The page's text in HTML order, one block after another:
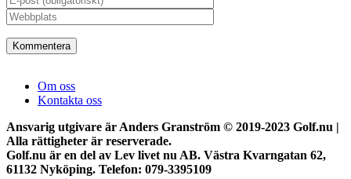
Om oss
Kontakta oss
Ansvarig utgivare är Anders Granström © 2019-2023 Golf.nu |
Alla rättigheter är reserverade.
Golf.nu är en del av Lev livet nu AB. Västra Kvarngatan 62,
61132 Nyköping. Telefon: 079-3395109